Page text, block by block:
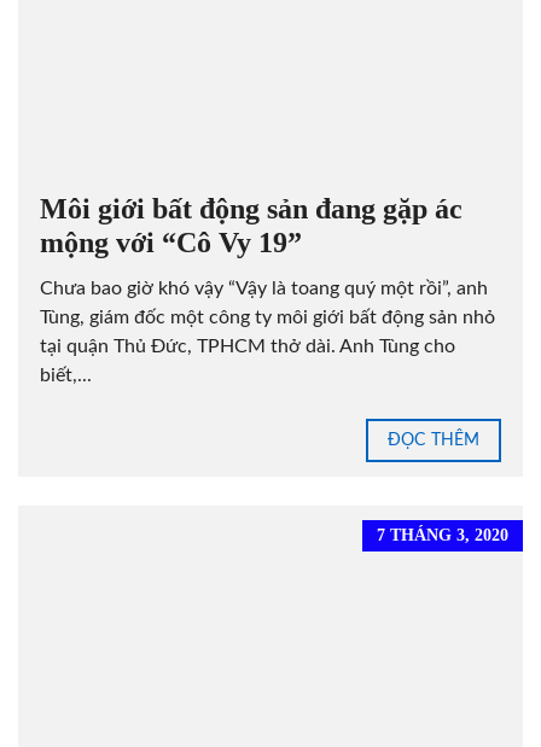
Môi giới bất động sản đang gặp ác
mộng với “Cô Vy 19”
Chưa bao giờ khó vậy “Vậy là toang quý một rồi”, anh
Tùng, giám đốc một công ty môi giới bất động sản nhỏ
tại quận Thủ Đức, TPHCM thở dài. Anh Tùng cho
biết,...
ĐỌC THÊM
7 THÁNG 3, 2020